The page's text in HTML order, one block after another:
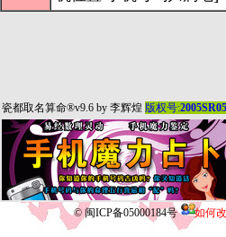
瓷都取名算命®v9.6 by 李辉煌 版权号:
© 闽ICP备05000184号 如何